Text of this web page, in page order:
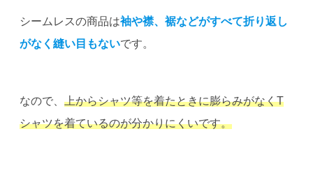
シームレスの商品は袖や襟、裾などがすべて折り返し
がなく縫い目もないです。
なので、上からシャツ等を着たときに膨らみがなくT
シャツを着ているのが分かりにくいです。